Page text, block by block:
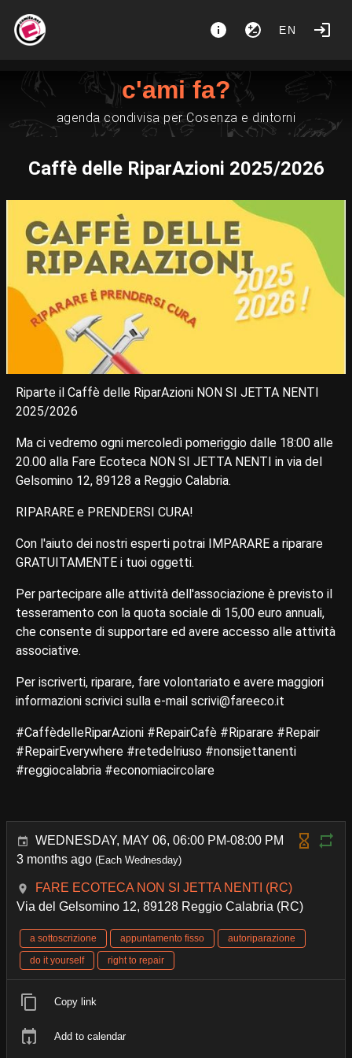
EN
c'ami fa?
agenda condivisa per Cosenza e dintorni
Caffè delle RiparAzioni 2025/2026
Riparte il Caffè delle RiparAzioni NON SI JETTA NENTI
2025/2026
Ma ci vedremo ogni mercoledì pomeriggio dalle 18:00 alle
20.00 alla Fare Ecoteca NON SI JETTA NENTI in via del
Gelsomino 12, 89128 a Reggio Calabria.
RIPARARE e‌ PRENDERSI CURA!
Con l'aiuto dei nostri esperti potrai IMPARARE a riparare
GRATUITAMENTE i tuoi oggetti.
Per partecipare alle attività dell'associazione è previsto il
tesseramento con la quota sociale di 15,00 euro annuali,
che consente di supportare ed avere accesso alle attività
associative.
Per iscriverti, riparare, fare volontariato e avere maggiori
informazioni scrivici sulla e-mail scrivi@fareeco.it
#CaffèdelleRiparAzioni #RepairCafè #Riparare #Repair
#RepairEverywhere #retedelriuso #nonsijettanenti
#reggiocalabria #economiacircolare
WEDNESDAY, MAY 06, 06:00 PM-08:00 PM
3 months ago (Each Wednesday)
FARE ECOTECA NON SI JETTA NENTI (RC)
Via del Gelsomino 12, 89128 Reggio Calabria (RC)
a sottoscrizione appuntamento fisso
autoriparazione
do it yourself
right to repair
Copy link
Add to calendar